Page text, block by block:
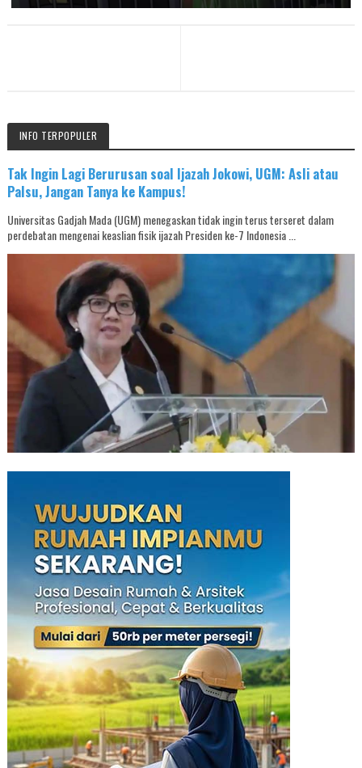
INFO TERPOPULER
Tak Ingin Lagi Berurusan soal Ijazah Jokowi, UGM: Asli atau
Palsu, Jangan Tanya ke Kampus!
Universitas Gadjah Mada (UGM) menegaskan tidak ingin terus terseret dalam
perdebatan mengenai keaslian fisik ijazah Presiden ke-7 Indonesia ...